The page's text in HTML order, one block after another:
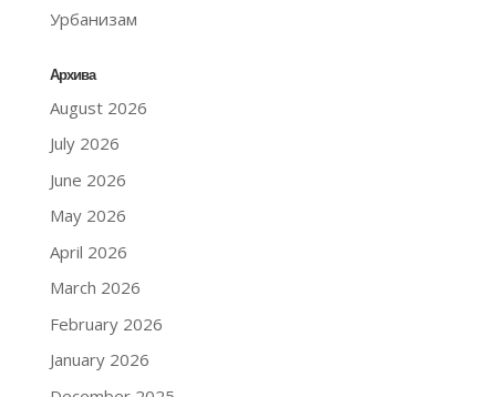
Урбанизам
Архива
August 2026
July 2026
June 2026
May 2026
April 2026
March 2026
February 2026
January 2026